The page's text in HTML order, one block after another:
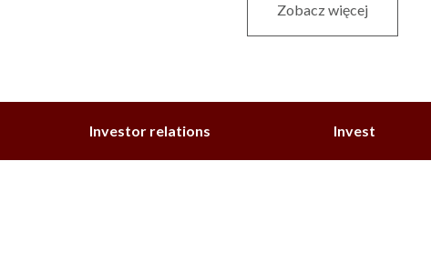
Zobacz więcej
Investor relations Invest